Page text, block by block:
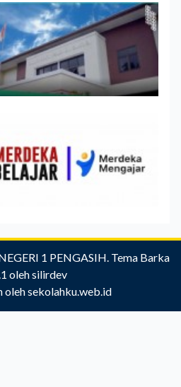
1 PENGASIH. Tema Barka
olehsilirdev
olehsekolahku.web.id